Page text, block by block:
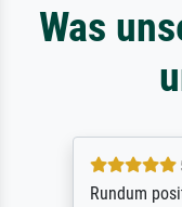
Was
Rundum